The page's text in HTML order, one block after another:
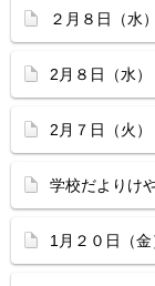
２月８日（水
2月８日（水
2月７日（火
学校だよりけ
1月２０日（